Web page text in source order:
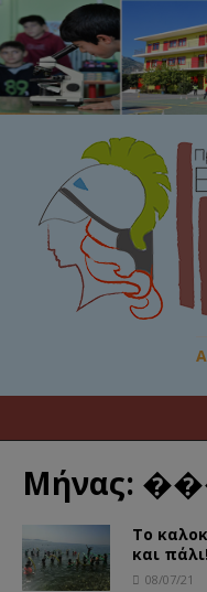
Μήνας:
Το
και πάλι!
08/07/21